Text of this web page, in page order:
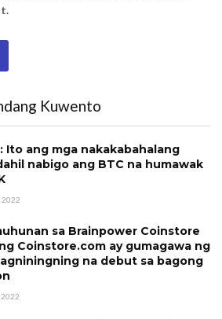
Kuwento
Ito ang mga nakakabahalang
nabigo ang BTC na humawak
2022
sa Brainpower Coinstore
Coinstore.com ay gumagawa ng
na debut sa bagong
2022